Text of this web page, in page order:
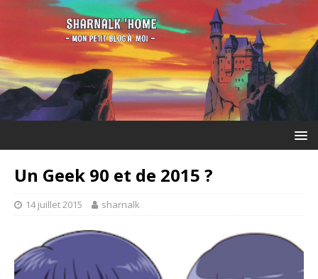
Un Geek 90 et de 2015 ?
14 juillet 2015 sharnalk